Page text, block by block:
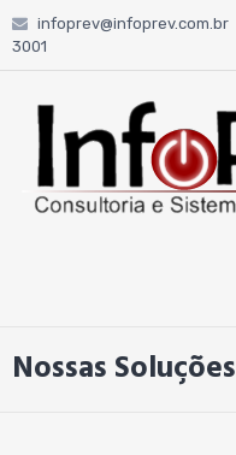
Skip
to
content
infoprev@infoprev.com.br
3001
Nossas Soluções